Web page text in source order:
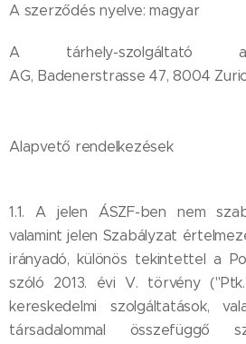
A szerződés nyelve: magyar
A tárhely-szolgáltató
AG, Badenerstrasse 47, 8004
Alapvető rendelkezések
1.1. A jelen ÁSZF-ben nem
valamint jelen Szabályzat
irányadó, különös tekintettel a
szóló 2013. évi V. törvény
kereskedelmi szolgáltatások,
társadalommal összefüggő